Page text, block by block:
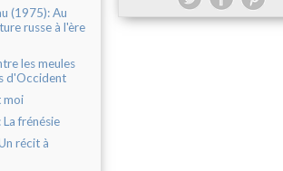
(1975): Au
russe à l'ère
les meules
d'Occident
moi
frénésie
récit à